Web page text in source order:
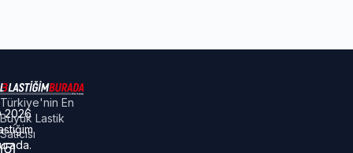
Türkiye'nin En
Büyük Lastik
Satıcısı
2026